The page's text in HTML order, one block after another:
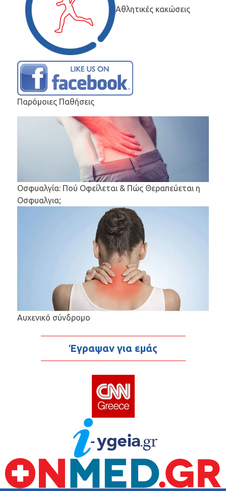
Αθλητικές κακώσεις
Παρόμοιες Παθήσεις
Οσφυαλγία: Πού Οφείλεται & Πώς Θεραπεύεται η
Οσφυαλγια;
Αυχενικό σύνδρομο
Έγραψαν για εμάς